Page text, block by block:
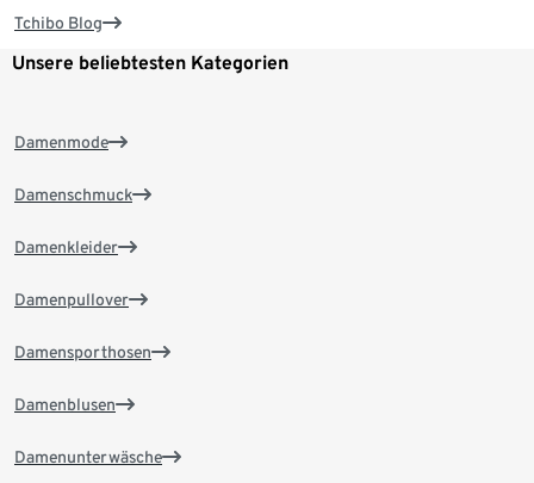
Tchibo Blog
Unsere beliebtesten Kategorien
Damenmode
Damenschmuck
Damenkleider
Damenpullover
Damensporthosen
Damenblusen
Damenunterwäsche